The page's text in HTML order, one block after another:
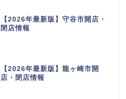
【2026年最新版】守谷市開店・
閉店情報
【2026年最新版】龍ヶ崎市開
店・閉店情報